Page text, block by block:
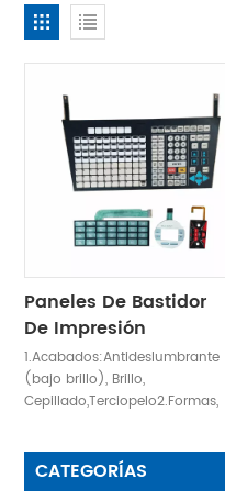
Paneles De Bastidor
De Impresión
Automática A Prueba
De Agua
1.Acabados:Antideslumbrante
(bajo brillo), Brillo,
Cepillado,Terciopelo2.Formas,
RAL, L*a*b*)3.Bolsillos,
adhesivos y recortes interiores
CATEGORÍAS